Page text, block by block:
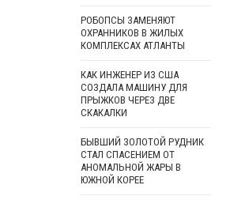
РОБОПСЫ ЗАМЕНЯЮТ
ОХРАННИКОВ В ЖИЛЫХ
КОМПЛЕКСАХ АТЛАНТЫ
КАК ИНЖЕНЕР ИЗ США
СОЗДАЛА МАШИНУ ДЛЯ
ПРЫЖКОВ ЧЕРЕЗ ДВЕ
СКАКАЛКИ
БЫВШИЙ ЗОЛОТОЙ РУДНИК
СТАЛ СПАСЕНИЕМ ОТ
АНОМАЛЬНОЙ ЖАРЫ В
ЮЖНОЙ КОРЕЕ